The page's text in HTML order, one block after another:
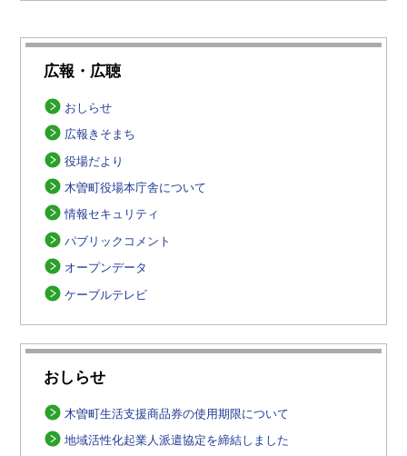
広報・広聴
おしらせ
広報きそまち
役場だより
木曽町役場本庁舎について
情報セキュリティ
パブリックコメント
オープンデータ
ケーブルテレビ
おしらせ
木曽町生活支援商品券の使用期限について
地域活性化起業人派遣協定を締結しました